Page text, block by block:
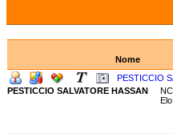
Nome
PESTICCIO
PESTICCIO SALVATORE HASSAN